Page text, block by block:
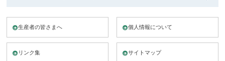
生産者の皆さまへ 個人情報について
リンク集 サイトマップ